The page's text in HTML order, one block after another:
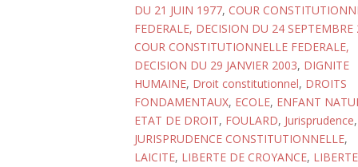
DU 21 JUIN 1977, COUR
FEDERALE, DECISION DU 24 SEPTEMBRE
COUR CONSTITUTIONNELLE FEDERALE,
DECISION DU 29 JANVIER 2003, DIGNITE
HUMAINE, Droit constitutionnel, DROITS
FONDAMENTAUX, ECOLE, ENFANT
ETAT DE DROIT, FOULARD, Jurisprudence,
JURISPRUDENCE CONSTITUTIONNELLE,
LAICITE, LIBERTE DE CROYANCE, LIBERTE